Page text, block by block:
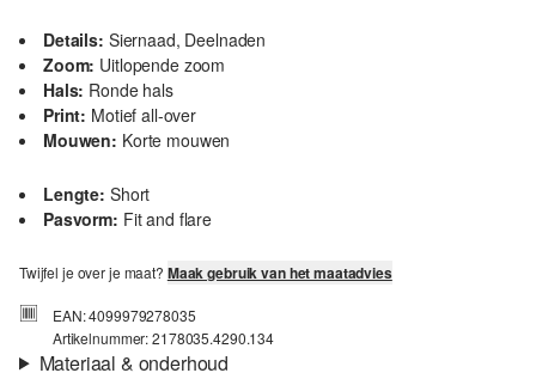
Details: Siernaad, Deelnaden
Zoom: Uitlopende zoom
Hals: Ronde hals
Print: Motief all-over
Mouwen: Korte mouwen
Lengte: Short
Pasvorm: Fit and flare
Twijfel je over je maat? Maak gebruik van het maatadvies
EAN: 4099979278035
Artikelnummer: 2178035.4290.134
Materiaal & onderhoud